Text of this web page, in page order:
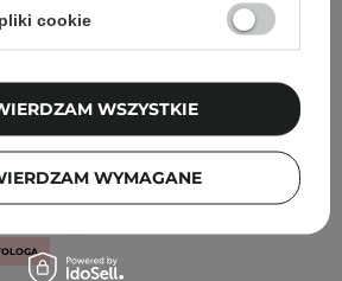
cookie
WYMAGANE
WSZYSTKIE